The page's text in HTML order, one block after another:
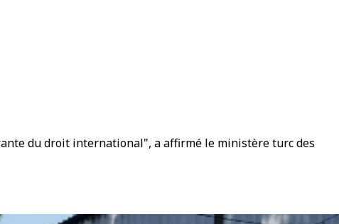
du droit international", a affirmé le ministère turc des